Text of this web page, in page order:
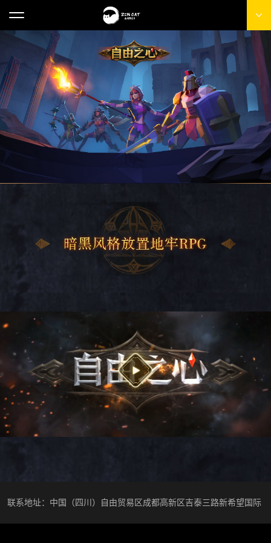
联系地址：中国（四川）自由贸易区成都高新区吉泰三路新希望国际